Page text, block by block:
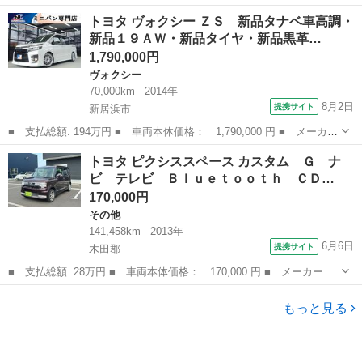
ー名： トヨタ ■ 車種名： アクア ■ グレード名： Ｓスタイル
ブラック フルセグ メモリーナビ ＤＶＤ再生 バックカメラ 衝
突被害軽...
愛媛 松山市 アクア
トヨタ ヴォクシー ＺＳ 新品タナベ車高調・
新品１９ＡＷ・新品タイヤ・新品黒革…
1,790,000円
ヴォクシー
70,000km
2014年
新居浜市
提携サイト 8月2日
■ 支払総額: 194万円 ■ 車両本体価格： 1,790,000 円 ■ メーカー
名： トヨタ ■ 車種名： ヴォクシー ■ グレード名： ＺＳ 新
品タナベ車高調・新品１９ＡＷ・新品タイヤ・新品黒革調シートカバ
ー・モデリ...
愛媛 新居浜市 ヴォクシー
トヨタ ピクシススペース カスタム Ｇ ナ
ビ テレビ Ｂｌｕｅｔｏｏｔｈ ＣＤ…
170,000円
その他
141,458km
2013年
木田郡
提携サイト 6月6日
■ 支払総額: 28万円 ■ 車両本体価格： 170,000 円 ■ メーカー
名： トヨタ ■ 車種名： ピクシススペース ■ グレード名： カ
スタム Ｇ ナビ テレビ Ｂｌｕｅｔｏｏｔｈ ＣＤ ＤＶＤ ス
もっと見る